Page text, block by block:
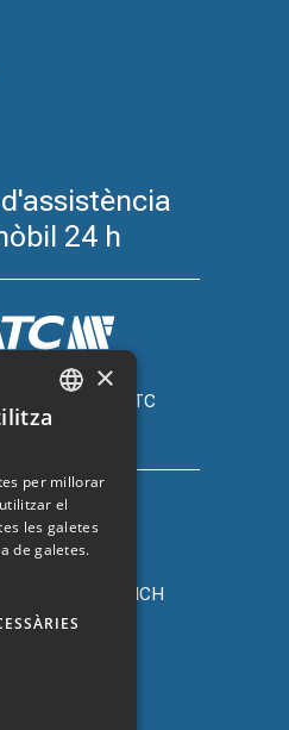
24 h
cotxe amb FIATC
66 98 06
cotxe amb ZURICH
67 10 40
ENGLISH
FRENCH
×
per millorar
el
les galetes
de galetes.